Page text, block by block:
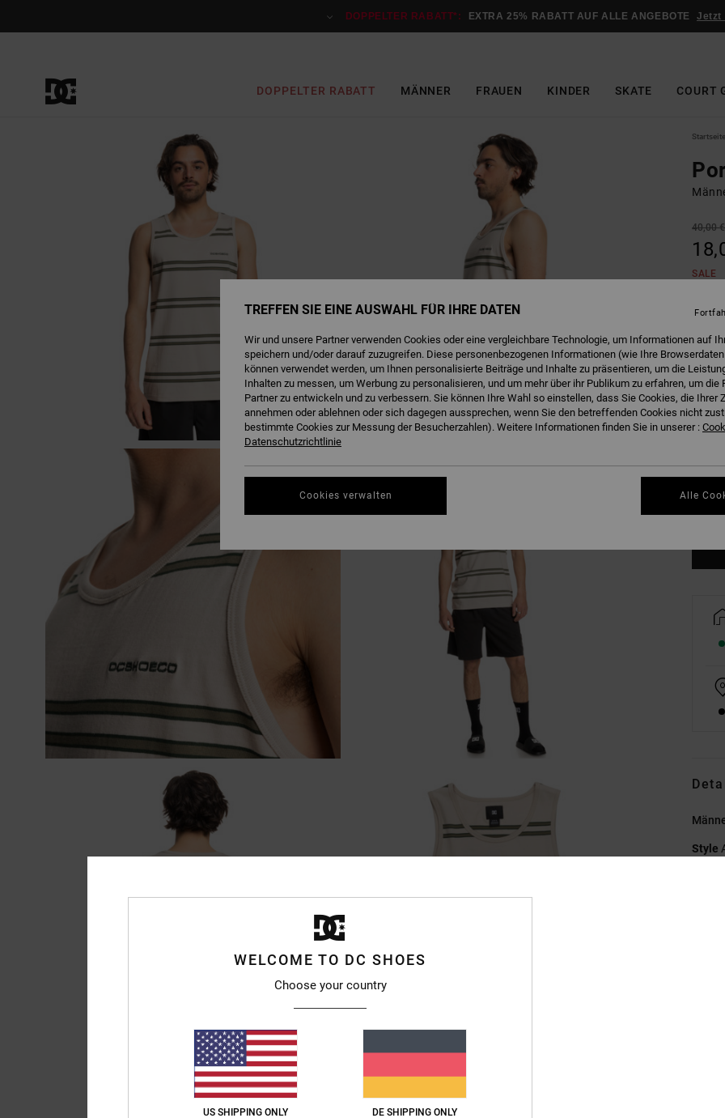
DOPPELTER RABATT*: EXTRA 25% RABATT AUF ALLE ANGEBOTE Jetzt
DOPPELTER RABATT MÄNNER FRAUEN KINDER SKATE COURT
Startseite
40,00 €
SALE
Farbe
XS
Style
WELCOME TO DC SHOES
Choose your country
US SHIPPING ONLY DE SHIPPING ONLY
TREFFEN SIE EINE AUSWAHL FÜR IHRE DATEN
Wir und unsere Partner verwenden Cookies oder eine vergleichbare Technologie, um Informationen auf
speichern und/oder darauf zuzugreifen. Diese personenbezogenen Informationen (wie Ihre
können verwendet werden, um Ihnen personalisierte Beiträge und Inhalte zu präsentieren, um die
Inhalten zu messen, um Werbung zu personalisieren, und um mehr über ihr Publikum zu erfahren, um die
Partner zu entwickeln und zu verbessern. Sie können Ihre Wahl so einstellen, dass Sie Cookies, die Ihrer
annehmen oder ablehnen oder sich dagegen aussprechen, wenn Sie den betreffenden Cookies nicht
bestimmte Cookies zur Messung der Besucherzahlen). Weitere Informationen finden Sie in unserer :
Datenschutzrichtlinie
Cookies verwalten Alle